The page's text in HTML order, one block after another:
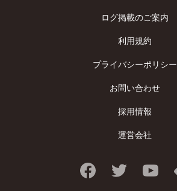
ログ掲載のご案内
利用規約
プライバシーポリシー
お問い合わせ
採用情報
運営会社